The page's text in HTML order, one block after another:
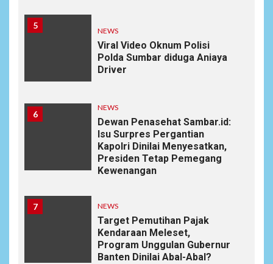
5
NEWS
Viral Video Oknum Polisi
Polda Sumbar diduga Aniaya
Driver
6
NEWS
Dewan Penasehat Sambar.id:
Isu Surpres Pergantian
Kapolri Dinilai Menyesatkan,
Presiden Tetap Pemegang
Kewenangan
7 NEWS
Target Pemutihan Pajak
Kendaraan Meleset,
Program Unggulan Gubernur
Banten Dinilai Abal-Abal?